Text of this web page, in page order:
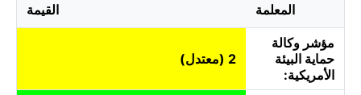
المعلمة القيمة
مؤشر وكالة
حماية البيئة
الأمريكية:
2 (معتدل)